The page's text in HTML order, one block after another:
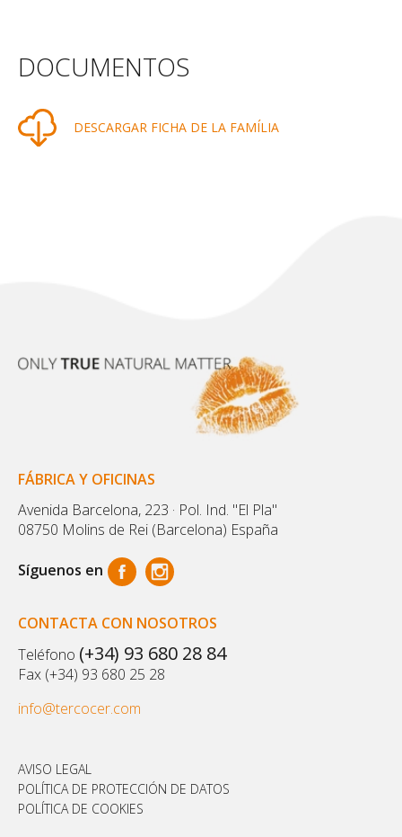
DOCUMENTOS
DESCARGAR FICHA DE LA FAMÍLIA
FÁBRICA Y OFICINAS
Avenida Barcelona, 223 · Pol. Ind. "El Pla"
08750 Molins de Rei (Barcelona) España
Síguenos en
CONTACTA CON NOSOTROS
Teléfono (+34) 93 680 28 84
Fax (+34) 93 680 25 28
info@tercocer.com
AVISO LEGAL
POLÍTICA DE PROTECCIÓN DE DATOS
POLÍTICA DE COOKIES